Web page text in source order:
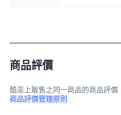
商品評價
酷澎上販售之同一商品的商品評價
商品評價管理原則